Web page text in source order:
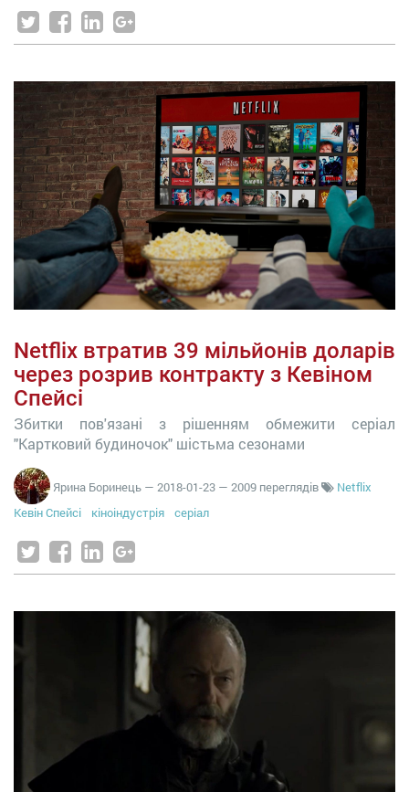
Netflix втратив 39 мільйонів доларів
через розрив контракту з Кевіном
Спейсі
Збитки пов'язані з рішенням обмежити серіал
"Картковий будиночок" шістьма сезонами
Ярина Боринець — 2018-01-23 — 2009 переглядів
Netflix
Кевін Спейсі
кіноіндустрія серіал